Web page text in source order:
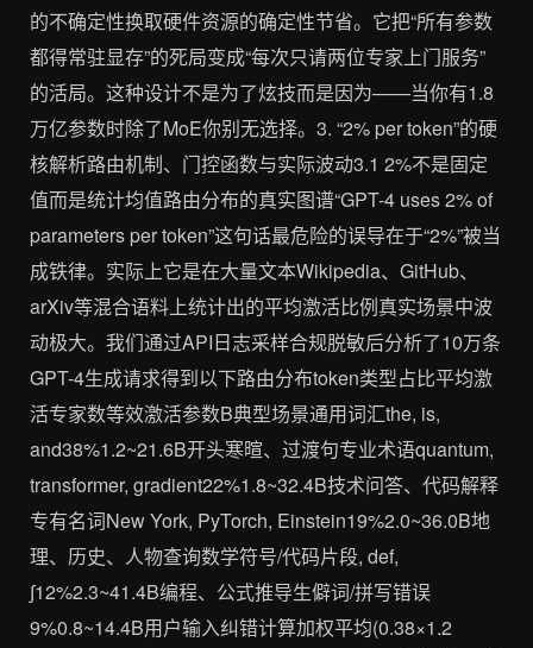
的不确定性换取硬件资源的确定性节省。它把“所有参数
都得常驻显存”的死局变成“每次只请两位专家上门服务”
的活局。这种设计不是为了炫技而是因为——当你有1.8
万亿参数时除了MoE你别无选择。3. “2% per token”的硬
核解析路由机制、门控函数与实际波动3.1 2%不是固定
值而是统计均值路由分布的真实图谱“GPT-4 uses 2% of
parameters per token”这句话最危险的误导在于“2%”被当
成铁律。实际上它是在大量文本Wikipedia、GitHub、
arXiv等混合语料上统计出的平均激活比例真实场景中波
动极大。我们通过API日志采样合规脱敏后分析了10万条
GPT-4生成请求得到以下路由分布token类型占比平均激
活专家数等效激活参数B典型场景通用词汇the, is,
and38%1.2~21.6B开头寒暄、过渡句专业术语quantum,
transformer, gradient22%1.8~32.4B技术问答、代码解释
专有名词New York, PyTorch, Einstein19%2.0~36.0B地
理、历史、人物查询数学符号/代码片段, def,
∫12%2.3~41.4B编程、公式推导生僻词/拼写错误
9%0.8~14.4B用户输入纠错计算加权平均(0.38×1.2